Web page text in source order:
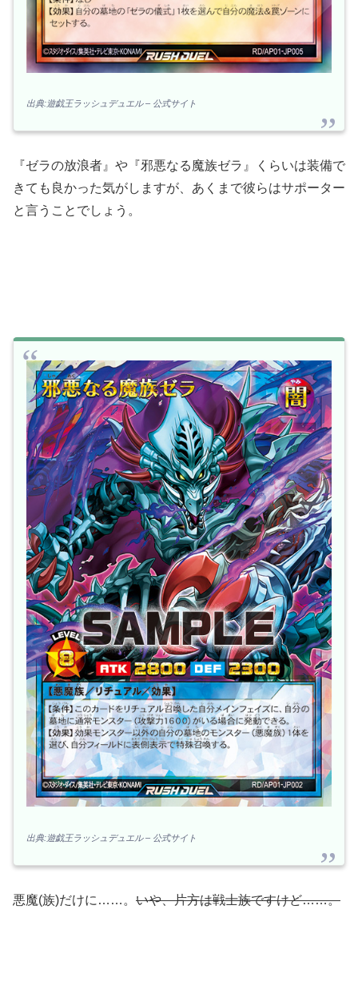
出典:遊戯王ラッシュデュエル – 公式サイト
『ゼラの放浪者』や『邪悪なる魔族ゼラ』くらいは装備で
きても良かった気がしますが、あくまで彼らはサポーター
と言うことでしょう。
出典:遊戯王ラッシュデュエル – 公式サイト
悪魔(族)だけに……。 いや、片方は戦士族ですけど……。